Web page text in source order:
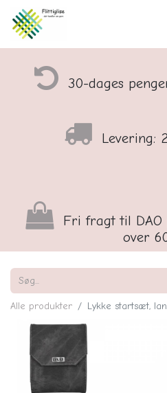
30-dages
Levering:
Fri fragt til DAO
over
Alle produkter Lykke startsæt,